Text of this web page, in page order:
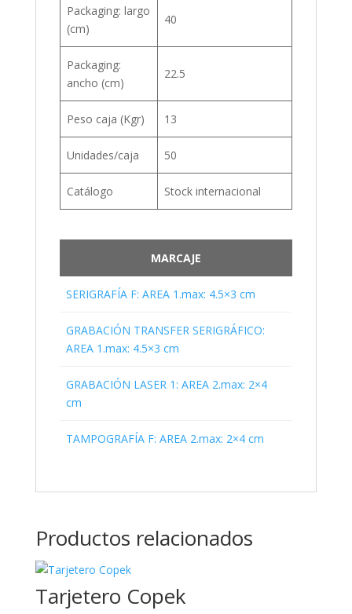
Packaging: largo
(cm)
40
Packaging:
ancho (cm)
22.5
Peso caja (Kgr) 13
Unidades/caja 50
Catálogo Stock internacional
MARCAJE
SERIGRAFÍA F: AREA 1.max: 4.5×3 cm
GRABACIÓN TRANSFER SERIGRÁFICO:
AREA 1.max: 4.5×3 cm
GRABACIÓN LASER 1: AREA 2.max: 2×4
cm
TAMPOGRAFÍA F: AREA 2.max: 2×4 cm
Productos relacionados
Tarjetero Copek